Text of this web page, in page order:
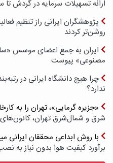
ارائه تسهیلات سرمایه در گردش تا سقف ۱۰۰ درصد فروش
پژوهشگران ایرانی راز تنظیم
روشن‌تر کردند
ایران به جمع اعضای موسس
مصنوعی» پیوست
ندارد؟
«جزیره گرمایی»، تهران را به
شرق و شمال‌شرق تهران،
با روش ابداعی محققان ایرانی
برآورد کیفیت هوا بدون نیاز